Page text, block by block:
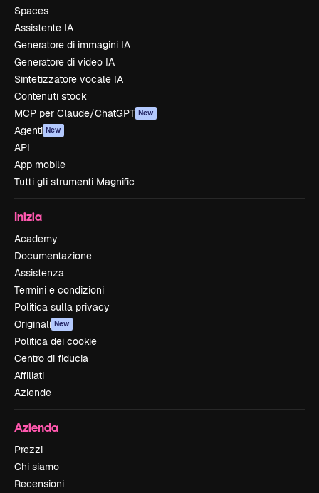
Spaces
Assistente IA
Generatore di immagini IA
Generatore di video IA
Sintetizzatore vocale IA
Contenuti stock
MCP per Claude/ChatGPT New
Agenti New
API
App mobile
Tutti gli strumenti Magnific
Inizia
Academy
Documentazione
Assistenza
Termini e condizioni
Politica sulla privacy
Originali New
Politica dei cookie
Centro di fiducia
Affiliati
Aziende
Azienda
Prezzi
Chi siamo
Recensioni